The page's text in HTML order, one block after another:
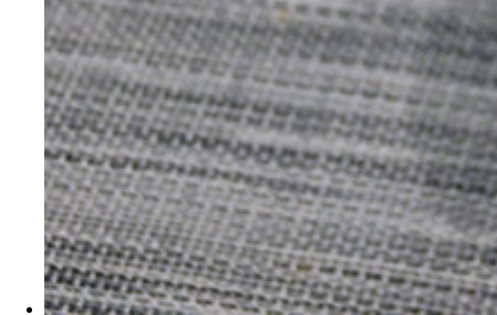
独創的な料理を続々と開発している野島慎一郎氏